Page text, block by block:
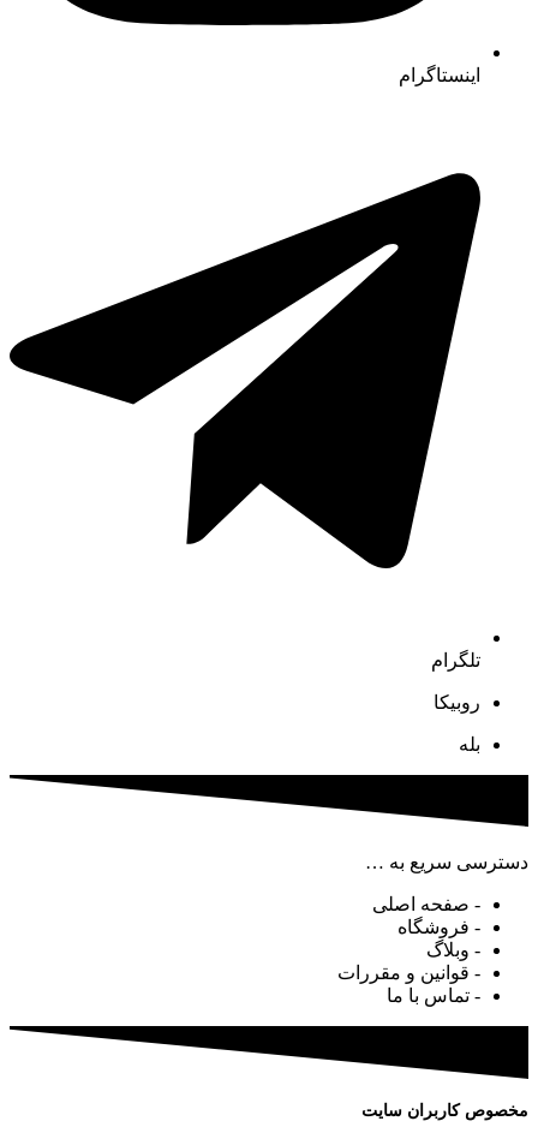
اینستاگرام
تلگرام
روبیکا
بله
دسترسی سریع به …
- صفحه اصلی
- فروشگاه
- وبلاگ
- قوانین و مقررات
- تماس با ما
مخصوص کاربران سایت